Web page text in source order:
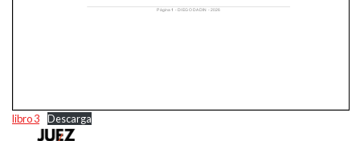
libro 3 Descarga